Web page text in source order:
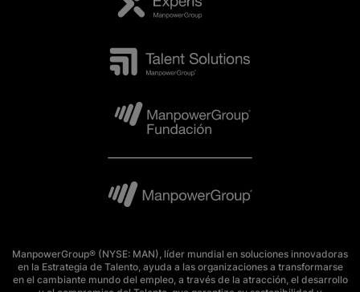
ManpowerGroup® (NYSE: MAN), líder mundial en soluciones innovadoras
en la Estrategia de Talento, ayuda a las organizaciones a transformarse
en el cambiante mundo del empleo, a través de la atracción, el desarrollo